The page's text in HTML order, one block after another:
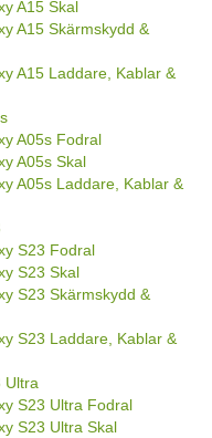
A15 Skal
A15 Skärmskydd &
A15 Laddare, Kablar &
A05s Fodral
A05s Skal
A05s Laddare, Kablar &
S23 Fodral
S23 Skal
S23 Skärmskydd &
S23 Laddare, Kablar &
Ultra
S23 Ultra Fodral
S23 Ultra Skal